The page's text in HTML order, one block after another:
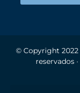
© Copyright 2022
reservados